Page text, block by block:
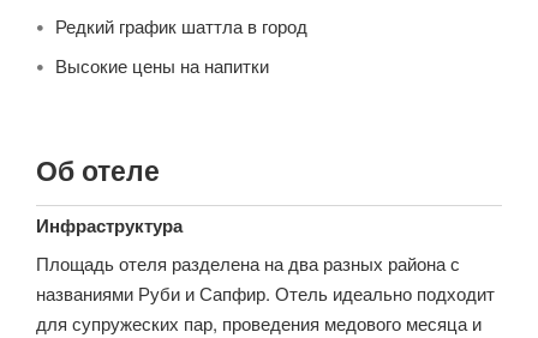
Редкий график шаттла в город
Высокие цены на напитки
Об отеле
Инфраструктура
Площадь отеля разделена на два разных района с
названиями Руби и Сапфир. Отель идеально подходит
для супружеских пар, проведения медового месяца и